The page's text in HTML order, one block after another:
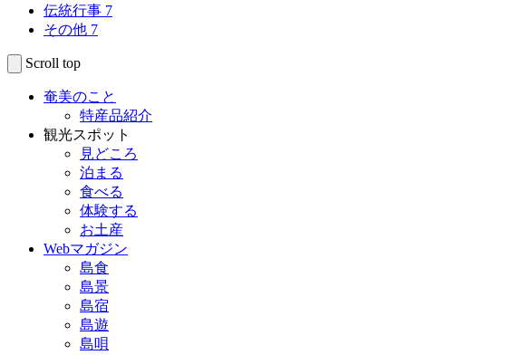
伝統行事 7
その他 7
Scroll top
奄美のこと
特産品紹介
観光スポット
見どころ
泊まる
食べる
体験する
お土産
Webマガジン
島食
島景
島宿
島遊
島唄